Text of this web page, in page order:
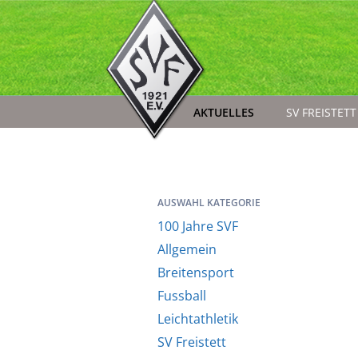
AKTUELLES SV FREISTETT
AUSWAHL KATEGORIE
100 Jahre SVF
Allgemein
Breitensport
Fussball
Leichtathletik
SV Freistett